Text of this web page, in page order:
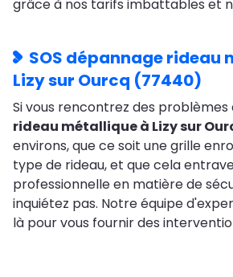
grâce à nos tarifs imbattables et
SOS dépannage rideau
Lizy sur Ourcq (77440)
Si vous rencontrez des
rideau métallique à Lizy sur
environs, que ce soit une grille
type de rideau, et que cela
professionnelle en matière de
inquiétez pas. Notre équipe
là pour vous fournir des